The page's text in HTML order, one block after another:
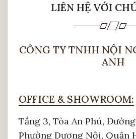
LIÊN HỆ VỚI
CÔNG TY TNHH NỘI
ANH
OFFICE & SHOWROOM:
Tầng 3, Tòa An Phú,
Phường Dương Nội, Quận